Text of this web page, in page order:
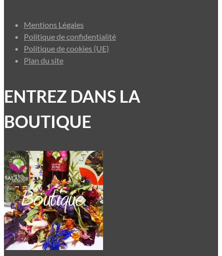
Mentions Légales
Politique de confidentialité
Politique de cookies (UE)
Plan du site
ENTREZ DANS LA
BOUTIQUE